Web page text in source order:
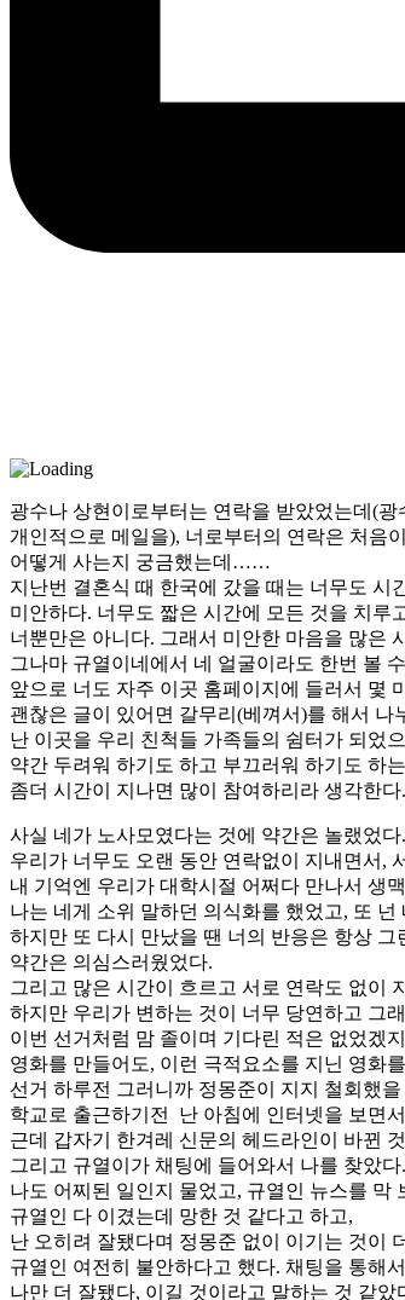
광수나 상현이로부터는 연락을 받았었는데(
개인적으로 메일을), 너로부터의 연락은 처음
어떻게 사는지 궁금했는데……
지난번 결혼식 때 한국에 갔을 때는 너무도 시
미안하다. 너무도 짧은 시간에 모든 것을 치루
너뿐만은 아니다. 그래서 미안한 마음을 많은
그나마 규열이네에서 네 얼굴이라도 한번 볼
앞으로 너도 자주 이곳 홈페이지에 들러서 몇
괜찮은 글이 있어면 갈무리(베껴서)를 해서
난 이곳을 우리 친척들 가족들의 쉼터가 되었
약간 두려워 하기도 하고 부끄러워 하기도 하
좀더 시간이 지나면 많이 참여하리라 생각한다.
사실 네가 노사모였다는 것에 약간은 놀랬었다.
우리가 너무도 오랜 동안 연락없이 지내면서,
내 기억엔 우리가 대학시절 어쩌다 만나서 생
나는 네게 소위 말하던 의식화를 했었고, 또
하지만 또 다시 만났을 땐 너의 반응은 항상
약간은 의심스러웠었다.
그리고 많은 시간이 흐르고 서로 연락도 없이
하지만 우리가 변하는 것이 너무 당연하고 그
이번 선거처럼 맘 졸이며 기다린 적은 없었겠
영화를 만들어도, 이런 극적요소를 지닌 영화
선거 하루전 그러니까 정몽준이 지지 철회했을
학교로 출근하기전 난 아침에 인터넷을 보면
근데 갑자기 한겨레 신문의 헤드라인이 바뀐
그리고 규열이가 채팅에 들어와서 나를 찾았다.
나도 어찌된 일인지 물었고, 규열인 뉴스를 막
규열인 다 이겼는데 망한 것 같다고 하고,
난 오히려 잘됐다며 정몽준 없이 이기는 것이
규열인 여전히 불안하다고 했다. 채팅을 통해
나만 더 잘됐다, 이길 것이라고 말하는 것 같았